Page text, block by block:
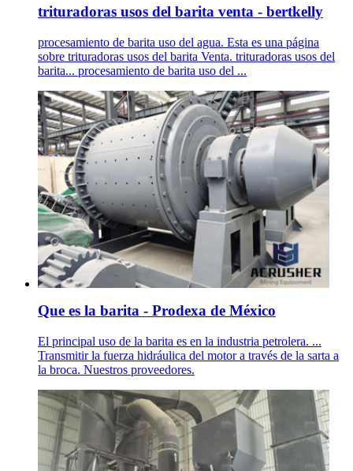
trituradoras usos del barita venta - bertkelly
procesamiento de barita uso del agua. Esta es una página
sobre trituradoras usos del barita Venta. trituradoras usos del
barita... procesamiento de barita uso del ...
Que es la barita - Prodexa de México
El principal uso de la barita es en la industria petrolera. ...
Transmitir la fuerza hidráulica del motor a través de la sarta a
la broca. Nuestros proveedores.